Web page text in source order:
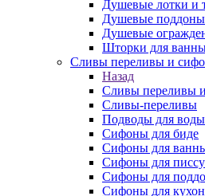
Душевые лотки и
Душевые поддоны
Душевые
Шторки для
Сливы переливы и
Назад
Сливы переливы
Сливы-переливы
Подводы для воды
Сифоны для биде
Сифоны для
Сифоны для
Сифоны для
Сифоны для